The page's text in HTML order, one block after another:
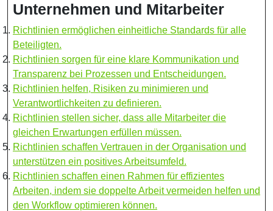
Unternehmen und Mitarbeiter
Richtlinien ermöglichen einheitliche Standards für alle
Beteiligten.
Richtlinien sorgen für eine klare Kommunikation und
Transparenz bei Prozessen und Entscheidungen.
Richtlinien helfen, Risiken zu minimieren und
Verantwortlichkeiten zu definieren.
Richtlinien stellen sicher, dass alle Mitarbeiter die
gleichen Erwartungen erfüllen müssen.
Richtlinien schaffen Vertrauen in der Organisation und
unterstützen ein positives Arbeitsumfeld.
Richtlinien schaffen einen Rahmen für effizientes
Arbeiten, indem sie doppelte Arbeit vermeiden helfen und
den Workflow optimieren können.